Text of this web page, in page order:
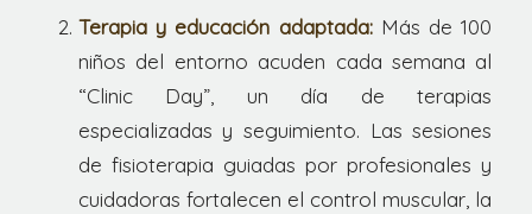
Terapia y educación adaptada:Más de 100
niños del entorno acuden cada semana al
“Clinic Day”, un día de terapias
especializadas y seguimiento. Las sesiones
de fisioterapia guiadas por profesionales y
cuidadoras fortalecen el control muscular, la